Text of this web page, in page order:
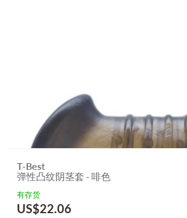
T-Best
弹性凸纹阴茎套 - 啡色
有存货
US$22.06